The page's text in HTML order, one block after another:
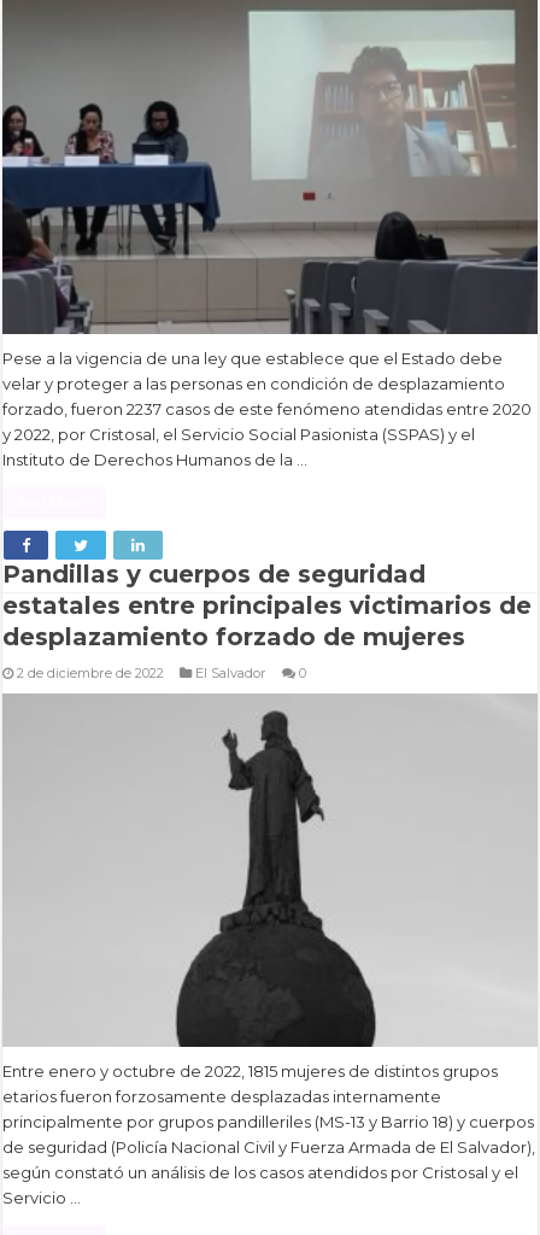
Pese a la vigencia de una ley que establece que el Estado debe
velar y proteger a las personas en condición de desplazamiento
forzado, fueron 2237 casos de este fenómeno atendidas entre 2020
y 2022, por Cristosal, el Servicio Social Pasionista (SSPAS) y el
Instituto de Derechos Humanos de la …
Pandillas y cuerpos de seguridad
estatales entre principales victimarios de
desplazamiento forzado de mujeres
2 de diciembre de 2022 El Salvador 0
Entre enero y octubre de 2022, 1815 mujeres de distintos grupos
etarios fueron forzosamente desplazadas internamente
principalmente por grupos pandilleriles (MS-13 y Barrio 18) y cuerpos
de seguridad (Policía Nacional Civil y Fuerza Armada de El Salvador),
según constató un análisis de los casos atendidos por Cristosal y el
Servicio …